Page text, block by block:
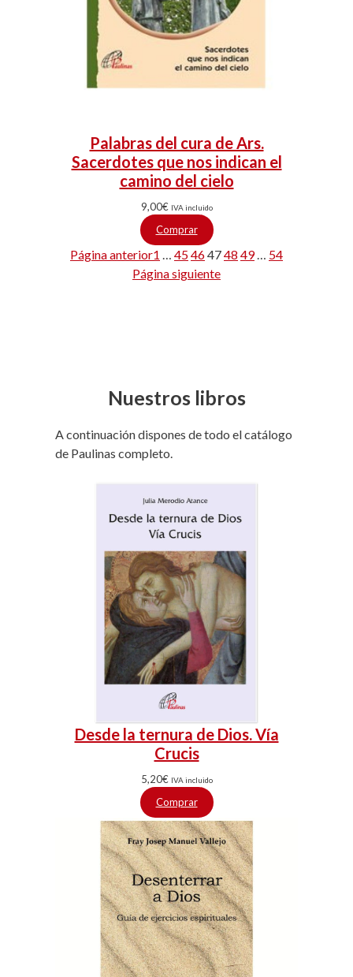
Palabras del cura de Ars.
Sacerdotes que nos indican el
camino del cielo
9,00€ IVA incluido
Comprar
Página anterior1 … 45464748 49… 54
Página siguiente
Nuestros libros
A continuación dispones de todo el catálogo
de Paulinas completo.
Desde la ternura de Dios. Vía
Crucis
5,20€ IVA incluido
Comprar